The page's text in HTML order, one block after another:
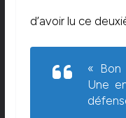
d’avoir lu ce
« Bon
Une